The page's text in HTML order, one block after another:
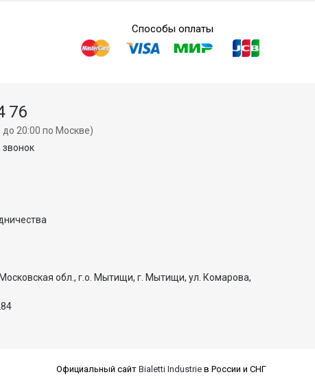
Способы оплаты
76
20:00 по Москве)
звонок
обл., г.о. Мытищи, г. Мытищи, ул. Комарова,
Официальный сайт Bialetti Industrieв России и СНГ